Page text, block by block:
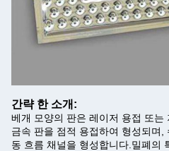
간략 한 소개:
베개 모양의 판은 레이저 용접 또는
금속 판을 점적 용접하여 형성되며
동 흐름 채널을 형성합니다.밀폐의